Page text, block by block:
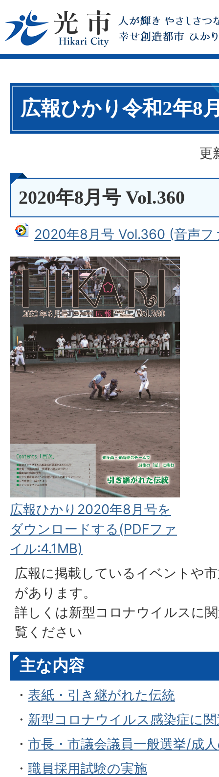
広報ひかり令和2年8
更
2020年8月号 Vol.360
2020年8月号 Vol.360 (音声
広報ひかり2020年8月号を
ダウンロードする(PDFファ
イル:4.1MB)
広報に掲載しているイベントや
があります。
詳しくは新型コロナウイルスに
覧ください
主な内容
・ 表紙・引き継がれた伝統
・ 新型コロナウイルス感染症に
・ 市長・市議会議員一般選挙/成
・ 職員採用試験の実施